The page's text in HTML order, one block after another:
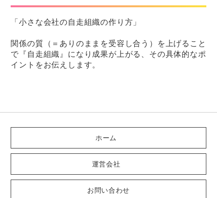
「小さな会社の自走組織の作り方」
関係の質（＝ありのままを受容し合う）を上げること
で『自走組織』になり成果が上がる、その具体的なポ
イントをお伝えします。
ホーム
運営会社
お問い合わせ